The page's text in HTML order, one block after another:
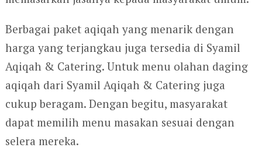
Berbagai paket aqiqah yang menarik dengan
harga yang terjangkau juga tersedia di Syamil
Aqiqah & Catering. Untuk menu olahan daging
aqiqah dari Syamil Aqiqah & Catering juga
cukup beragam. Dengan begitu, masyarakat
dapat memilih menu masakan sesuai dengan
selera mereka.